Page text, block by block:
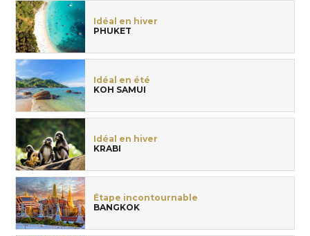
Idéal en hiver
PHUKET
Idéal en été
KOH SAMUI
Idéal en hiver
KRABI
Étape incontournable
BANGKOK